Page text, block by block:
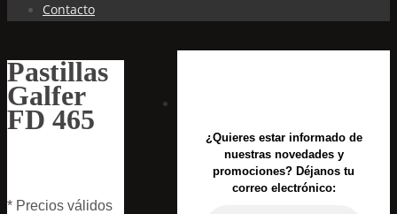
Contacto
Pastillas
Galfer
FD 465
* Precios válidos
¿Quieres estar informado de
nuestras novedades y
promociones? Déjanos tu
correo electrónico: